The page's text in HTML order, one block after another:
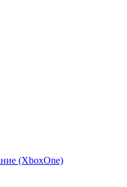
(XboxOne)